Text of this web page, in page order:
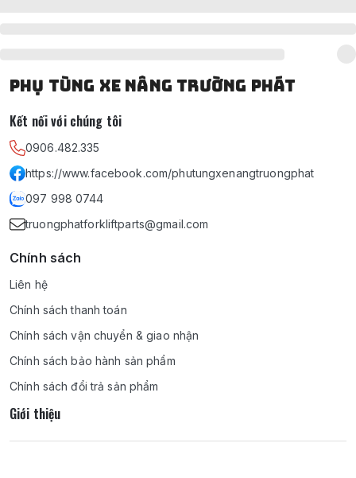
PHỤ TÙNG XE NÂNG TRƯỜNG PHÁT
Kết nối với chúng tôi
0906.482.335
https://www.facebook.com/phutungxenangtruongphat
097 998 0744
truongphatforkliftparts@gmail.com
Chính sách
Liên hệ
Chính sách thanh toán
Chính sách vận chuyển & giao nhận
Chính sách bảo hành sản phẩm
Chính sách đổi trả sản phẩm
Giới thiệu